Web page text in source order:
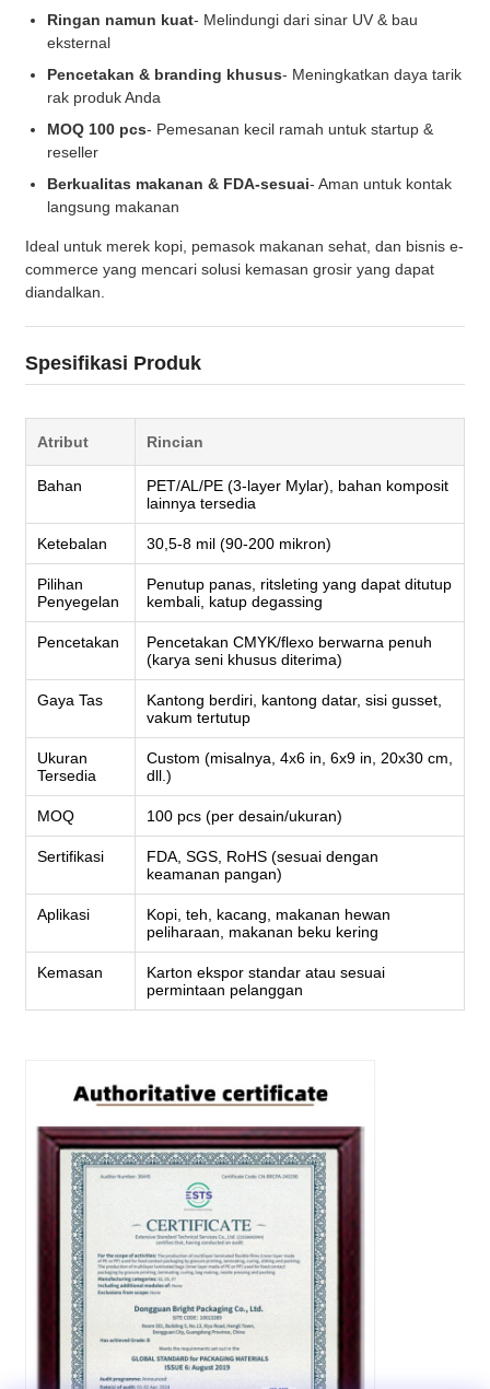
Ringan namun kuat- Melindungi dari sinar UV & bau
eksternal
Pencetakan & branding khusus- Meningkatkan daya tarik
rak produk Anda
MOQ 100 pcs- Pemesanan kecil ramah untuk startup &
reseller
Berkualitas makanan & FDA-sesuai- Aman untuk kontak
langsung makanan
Ideal untuk merek kopi, pemasok makanan sehat, dan bisnis e-
commerce yang mencari solusi kemasan grosir yang dapat
diandalkan.
Spesifikasi Produk
Atribut Rincian
Bahan
PET/AL/PE (3-layer Mylar), bahan komposit
lainnya tersedia
Ketebalan 30,5-8 mil (90-200 mikron)
Pilihan
Penyegelan
Penutup panas, ritsleting yang dapat ditutup
kembali, katup degassing
Pencetakan
Pencetakan CMYK/flexo berwarna penuh
(karya seni khusus diterima)
Gaya Tas
Kantong berdiri, kantong datar, sisi gusset,
vakum tertutup
Ukuran
Tersedia
Custom (misalnya, 4x6 in, 6x9 in, 20x30 cm,
dll.)
MOQ 100 pcs (per desain/ukuran)
Sertifikasi
FDA, SGS, RoHS (sesuai dengan
keamanan pangan)
Aplikasi
Kopi, teh, kacang, makanan hewan
peliharaan, makanan beku kering
Kemasan
Karton ekspor standar atau sesuai
permintaan pelanggan